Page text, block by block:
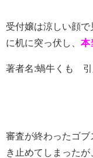
受付嬢は涼しい顔
に机に突っ伏し、 本
著者名:蝸牛くも 引
審査が終わったゴブ
き止めてしまった